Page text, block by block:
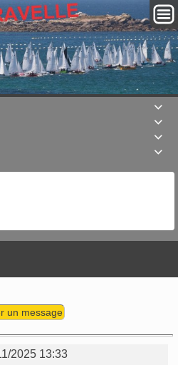




un message
2025 13:33